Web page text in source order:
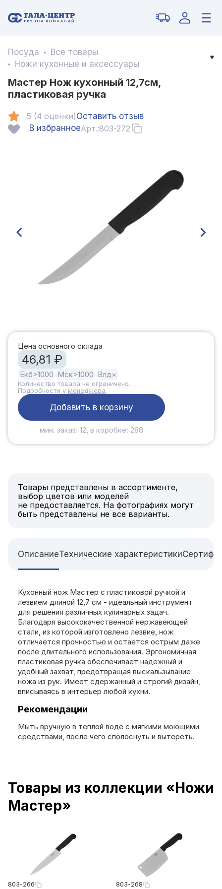
Посуда
Все товары
Ножи кухонные и аксессуары
Мастер Нож кухонный 12,7см,
пластиковая ручка
5 (4 оценки)Оставить отзыв
В избранноеАрт.:803-272
Цена основного склада
46,81 ₽
Екб>1000 Мск>1000 Влд ×
Количество товара не ограничено.
Подробности у менеджера.
Добавить в корзину
мин. заказ: 12, в коробке: 288
Товары представлены в ассортименте,
выбор цветов или моделей
не предоставляется. На фотографиях могут
быть представлены не все варианты.
ОписаниеТехнические характеристики
Кухонный нож Мастер с пластиковой ручкой и
лезвием длиной 12,7 см - идеальный инструмент
для решения различных кулинарных задач.
Благодаря высококачественной нержавеющей
стали, из которой изготовлено лезвие, нож
отличается прочностью и остается острым даже
после длительного использования. Эргономичная
пластиковая ручка обеспечивает надежный и
удобный захват, предотвращая выскальзывание
ножа из рук. Имеет сдержанный и строгий дизайн,
вписываясь в интерьер любой кухни.
Рекомендации
Мыть вручную в теплой воде с мягкими моющими
средствами, после чего сполоснуть и вытереть.
Товары из коллекции «Ножи
Мастер»
803-266 803-268